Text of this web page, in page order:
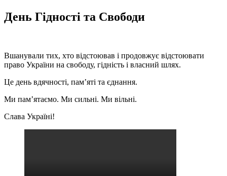
День Гідності та Свободи
Вшанували тих, хто відстоював і продовжує відстоювати
право України на свободу, гідність і власний шлях.
Це день вдячності, пам’яті та єднання.
Ми пам’ятаємо. Ми сильні. Ми вільні.
Слава Україні!